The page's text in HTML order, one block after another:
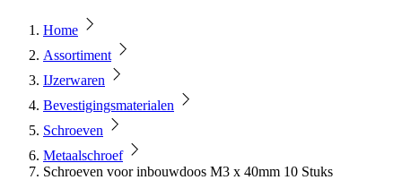
Home
Assortiment
IJzerwaren
Bevestigingsmaterialen
Schroeven
Metaalschroef
Schroeven voor inbouwdoos M3 x 40mm 10 Stuks